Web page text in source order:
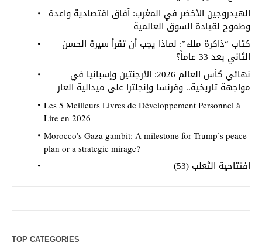
الهيدروجين الأخضر في المغرب: آفاق اقتصادية واعدة
وطموح لقيادة السوق العالمية
كتاب “ذاكرة ملك”: لماذا يجب أن تقرأ سيرة الحسن
الثاني بعد 33 عاماً؟
نهائي كأس العالم 2026: الأرجنتين وإسبانيا في
مواجهة تاريخية.. وفرنسا وإنجلترا على ميدالية العار
Les 5 Meilleurs Livres de Développement Personnel à
Lire en 2026
Morocco’s Gaza gambit: A milestone for Trump’s peace
plan or a strategic mirage?
افتتاحية الثعلب (53)
TOP CATEGORIES